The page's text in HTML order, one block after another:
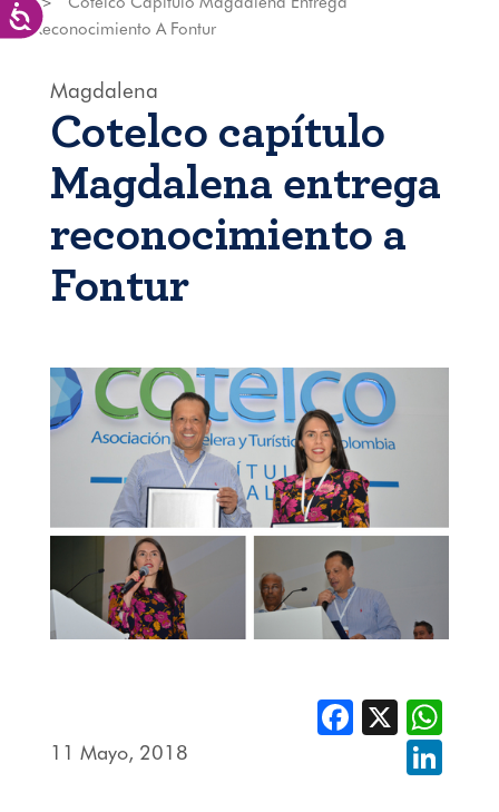
Accesibilidad
Reconocimiento A Fontur
Magdalena
Cotelco capítulo
Magdalena entrega
reconocimiento a
Fontur
11 Mayo, 2018
Facebook
X